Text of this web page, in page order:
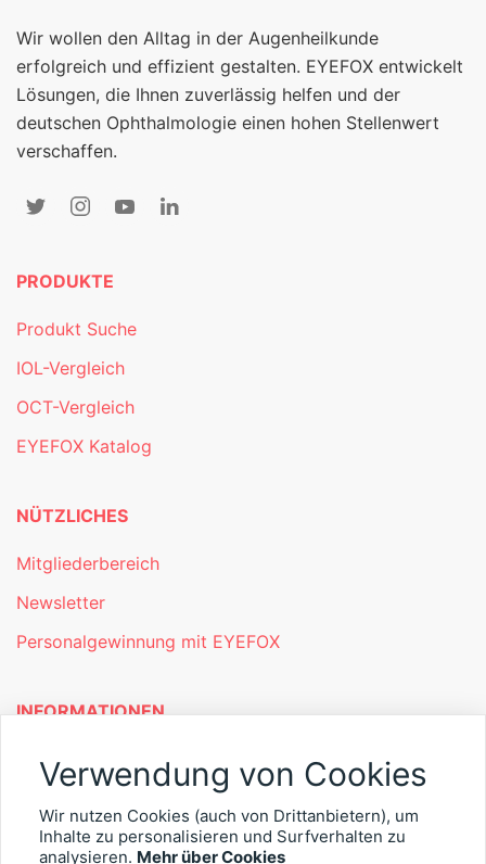
Wir wollen den Alltag in der Augenheilkunde
erfolgreich und effizient gestalten. EYEFOX entwickelt
Lösungen, die Ihnen zuverlässig helfen und der
deutschen Ophthalmologie einen hohen Stellenwert
verschaffen.
PRODUKTE
Produkt Suche
IOL-Vergleich
OCT-Vergleich
EYEFOX Katalog
NÜTZLICHES
Mitgliederbereich
Newsletter
Personalgewinnung mit EYEFOX
INFORMATIONEN
Was ist EYEFOX – Ihre Möglichkeiten
Kontakt
Verwendung von Cookies
Wir nutzen Cookies (auch von Drittanbietern), um
Inhalte zu personalisieren und Surfverhalten zu
analysieren. Mehr über Cookies